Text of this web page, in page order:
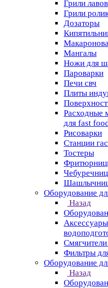
Грили
Грили
Дозаторы
Мангалы
Ножи для
Пароварки
Печи свч
Плиты
Расходные
для fast
Рисоварки
Станции
Тостеры
Оборудование
Назад
Фильтры
Оборудование
Назад